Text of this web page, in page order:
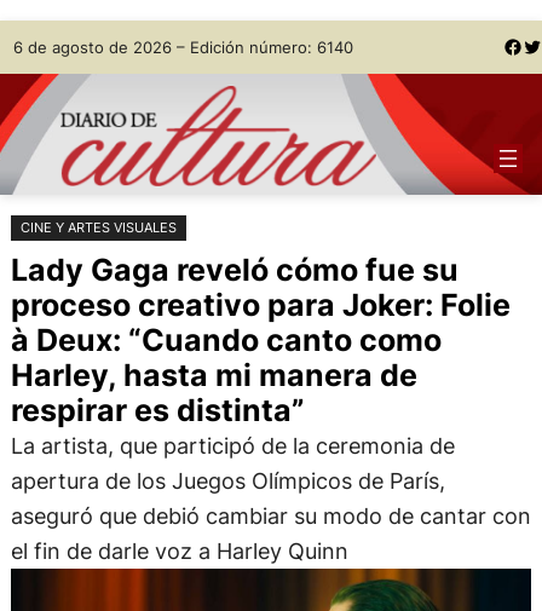
Saltar
al
contenido
Skip
to
content
6 de agosto de 2026 – Edición número: 6140 Facebook Twitter
CINE Y ARTES VISUALES
Lady Gaga reveló cómo fue su
proceso creativo para Joker: Folie
à Deux: “Cuando canto como
Harley, hasta mi manera de
respirar es distinta”
La artista, que participó de la ceremonia de
apertura de los Juegos Olímpicos de París,
aseguró que debió cambiar su modo de cantar con
el fin de darle voz a Harley Quinn